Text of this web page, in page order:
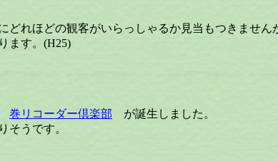
どれほどの観客がいらっしゃるか見当もつきません
ます。(H25)
巻リコーダー倶楽部 が誕生しました。
そうです。